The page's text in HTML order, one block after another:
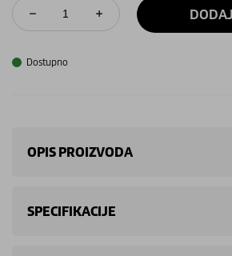
Dostupno
OPIS PROIZVODA
SPECIFIKACIJE